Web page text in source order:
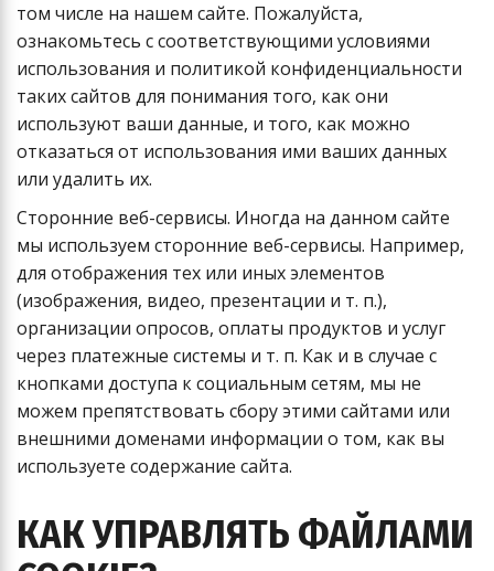
том числе на нашем сайте. Пожалуйста,
ознакомьтесь с соответствующими условиями
использования и политикой конфиденциальности
таких сайтов для понимания того, как они
используют ваши данные, и того, как можно
отказаться от использования ими ваших данных
или удалить их.
Сторонние веб-сервисы. Иногда на данном сайте
мы используем сторонние веб-сервисы. Например,
для отображения тех или иных элементов
(изображения, видео, презентации и т. п.),
организации опросов, оплаты продуктов и услуг
через платежные системы и т. п. Как и в случае с
кнопками доступа к социальным сетям, мы не
можем препятствовать сбору этими сайтами или
внешними доменами информации о том, как вы
используете содержание сайта.
КАК УПРАВЛЯТЬ ФАЙЛАМИ